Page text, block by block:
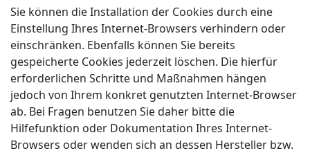
Sie können die Installation der Cookies durch eine
Einstellung Ihres Internet-Browsers verhindern oder
einschränken. Ebenfalls können Sie bereits
gespeicherte Cookies jederzeit löschen. Die hierfür
erforderlichen Schritte und Maßnahmen hängen
jedoch von Ihrem konkret genutzten Internet-Browser
ab. Bei Fragen benutzen Sie daher bitte die
Hilfefunktion oder Dokumentation Ihres Internet-
Browsers oder wenden sich an dessen Hersteller bzw.